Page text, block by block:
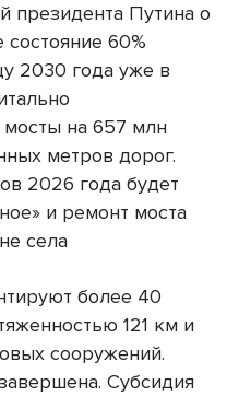
президента Путина о
60%
2030 года уже в
мосты на 657 млн
метров дорог.
2026 года будет
и ремонт моста
села
более 40
121 км и
сооружений.
Субсидия